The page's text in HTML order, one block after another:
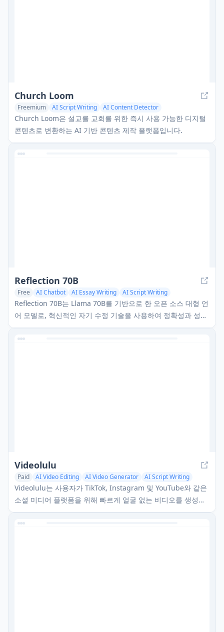
Church Loom
Freemium AI Script Writing
AI Content Detector
AI Social Media Assistant
Church Loom은 설교를 교회를 위한 즉시 사용 가능한 디지털
콘텐츠로 변환하는 AI 기반 콘텐츠 제작 플랫폼입니다.
Reflection 70B
Free AI Chatbot AI Essay Writing AI Script Writing
Reflection 70B는 Llama 70B를 기반으로 한 오픈 소스 대형 언
어 모델로, 혁신적인 자기 수정 기술을 사용하여 정확성과 성능
을 향상시킵니다.
Videolulu
Paid AI Video Editing AI Video Generator AI Script Writing
Videolulu는 사용자가 TikTok, Instagram 및 YouTube와 같은
소셜 미디어 플랫폼을 위해 빠르게 얼굴 없는 비디오를 생성할
수 있게 해주는 자동화된 비디오 제작 플랫폼입니다.